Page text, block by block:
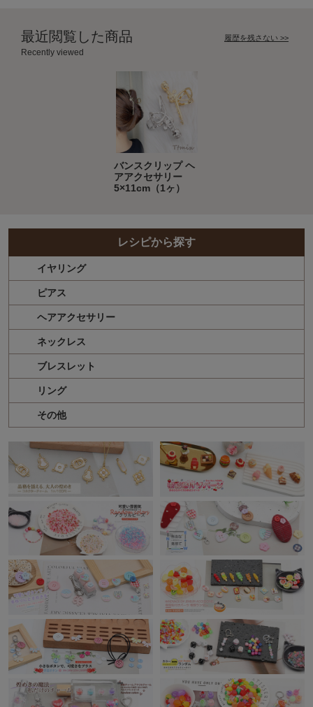
最近閲覧した商品
Recently viewed
履歴を残さない >>
バンスクリップ ヘ
アアクセサリー
5×11cm（1ヶ）
レシピから探す
イヤリング
ピアス
ヘアアクセサリー
ネックレス
ブレスレット
リング
その他